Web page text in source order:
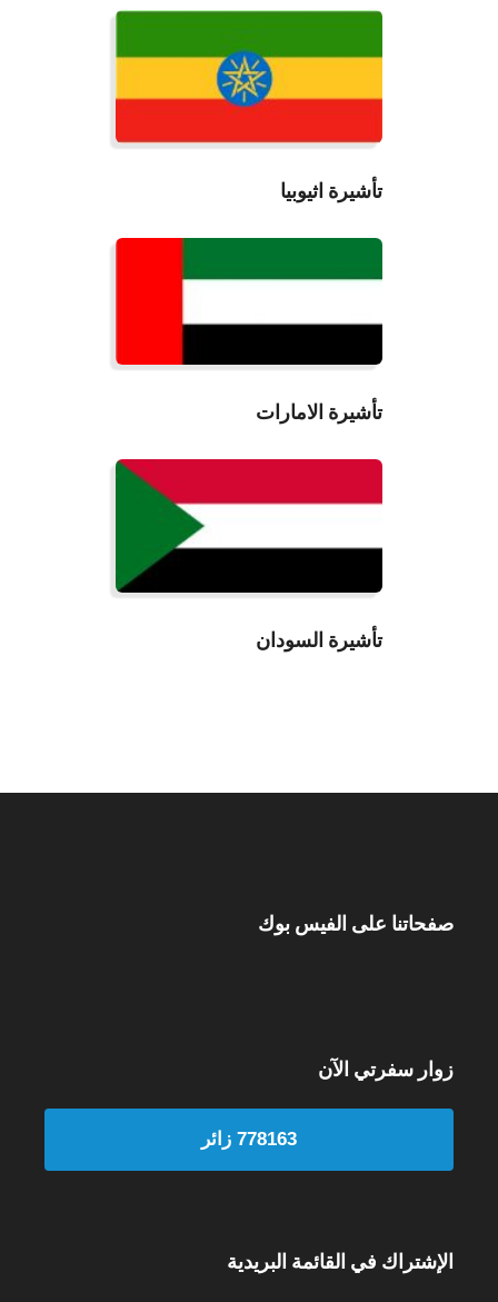
قراءة المزيد
تأشيرة اثيوبيا
تأشيرة الامارات
قراءة المزيد
تأشيرة السودان
صفحاتنا على الفيس بوك
زوار سفرتي الآن
778163 زائر
الإشتراك في القائمة البريدية